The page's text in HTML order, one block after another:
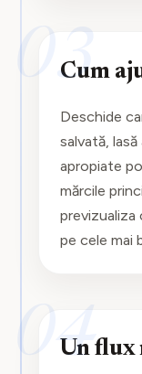
03
Cum
Deschide
salvată,
apropiate
mărcile
previzualiza
pe cele mai
04
Un